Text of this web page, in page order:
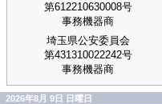
第612210630008号
事務機器商
埼玉県公安委員会
第431310022242号
事務機器商
2026年8月 9日 日曜日